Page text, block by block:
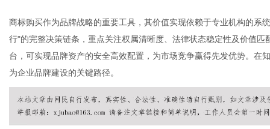
商标购买作为品牌战略的重要工具，其价值实现依赖于专业机构的系
行"的完整决策链条，重点关注权属清晰度、法律状态稳定性及价值
台，可实现品牌资产的安全高效配置，为市场竞争赢得先发优势。在
为企业品牌建设的关键路径。